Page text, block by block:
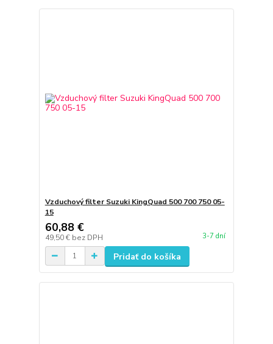
Vzduchový filter Suzuki KingQuad 500 700 750 05-
15
60,88 €
49,50 € bez DPH 3-7 dní
Pridať do košíka